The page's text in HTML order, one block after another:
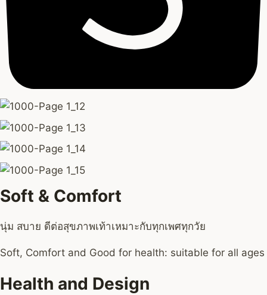
Soft & Comfort
นุ่ม สบาย ดีต่อสุขภาพเท้าเหมาะกับทุกเพศทุกวัย
Soft, Comfort and Good for health: suitable for all ages
Health and Design